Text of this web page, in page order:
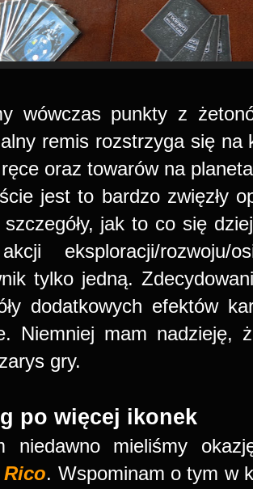
wówczas punkty z
remis rozstrzyga się
oraz towarów na
jest to bardzo zwięzły
jak to co się
eksploracji/rozwoju/
tylko jedną.
dodatkowych efektów
Niemniej mam nadzieję,
gry.
po więcej ikonek
niedawno mieliśmy
. Wspominam o tym w